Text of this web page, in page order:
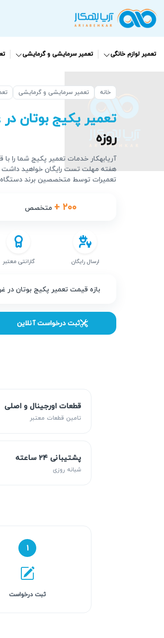
تعمیر لوازم خانگی تعمیر سرمایشی و گرمایشی
خانه تعمیر سرمایشی و گرمایشی
تعمیر پکیج بوتان
روزه
آریابهکار خدمات تعمیر پکیج شما را
هفته مهلت تست رایگان خواهید
تعمیرات توسط متخصصین برند
+ ۲۰۰ متخصص
ارسال رایگان گارانتی معتبر
بازه قیمت تعمیر پکیج بوتان در
ثبت درخواست آنلاین
قطعات اورجینال و اصلی
تامین قطعات معتبر
پشتیبانی ۲۴ ساعته
شبانه روزی
۱
ثبت درخواست